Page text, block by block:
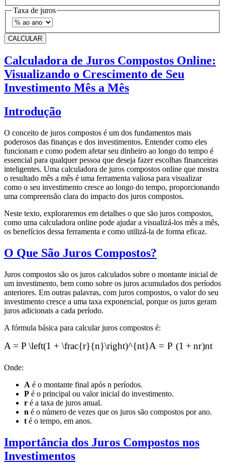
Taxa de juros
CALCULAR
Calculadora de Juros Compostos Online:
Visualizando o Crescimento de Seu
Investimento Mês a Mês
Introdução
O conceito de juros compostos é um dos fundamentos mais
poderosos das finanças e dos investimentos. Entender como eles
funcionam e como podem afetar seu dinheiro ao longo do tempo é
essencial para qualquer pessoa que deseja fazer escolhas financeiras
inteligentes. Uma calculadora de juros compostos online que mostra
o resultado mês a mês é uma ferramenta valiosa para visualizar
como o seu investimento cresce ao longo do tempo, proporcionando
uma compreensão clara do impacto dos juros compostos.
Neste texto, exploraremos em detalhes o que são juros compostos,
como uma calculadora online pode ajudar a visualizá-los mês a mês,
os benefícios dessa ferramenta e como utilizá-la de forma eficaz.
O Que São Juros Compostos?
Juros compostos são os juros calculados sobre o montante inicial de
um investimento, bem como sobre os juros acumulados dos períodos
anteriores. Em outras palavras, com juros compostos, o valor do seu
investimento cresce a uma taxa exponencial, porque os juros geram
juros adicionais a cada período.
A fórmula básica para calcular juros compostos é:
A = P \left(1 + \frac{r}{n}\right)^{nt}A = P (1 + nr)nt
Onde:
A é o montante final após n períodos.
P é o principal ou valor inicial do investimento.
r é a taxa de juros anual.
n é o número de vezes que os juros são compostos por ano.
t é o tempo, em anos.
Importância dos Juros Compostos nos
Investimentos